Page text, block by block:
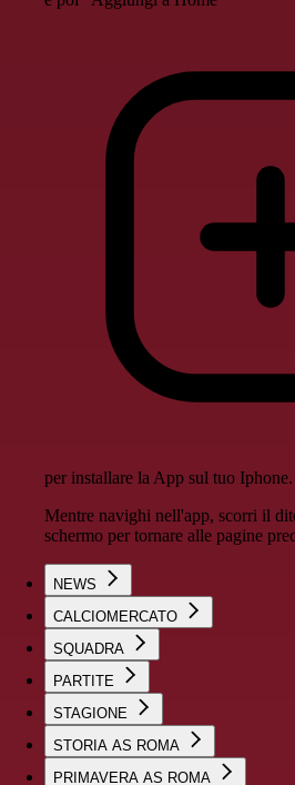
per installare la App sul tuo Iphone.
Mentre navighi nell'app, scorri il
schermo per tornare alle pagine
NEWS
CALCIOMERCATO
SQUADRA
PARTITE
STAGIONE
STORIA AS ROMA
PRIMAVERA AS ROMA